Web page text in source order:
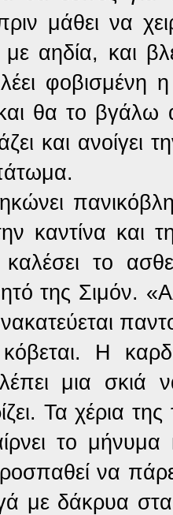
μάθει να
αηδία, και
θα το βγάλω
και ανοίγει
καντίνα και
το
της Σιμόν.
Η
μια σκιά
Τα χέρια
το μήνυμα
να
με δάκρυα